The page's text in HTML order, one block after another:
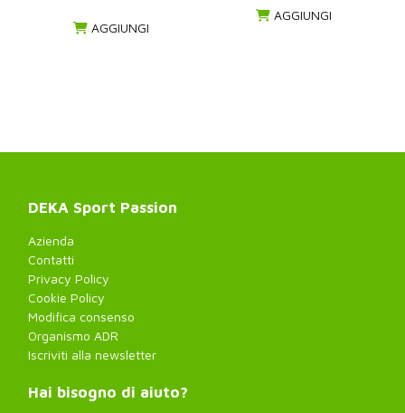
AGGIUNGI
AGGIUNGI
DEKA Sport Passion
Azienda
Contatti
Privacy Policy
Cookie Policy
Modifica consenso
Organismo ADR
Iscriviti alla newsletter
Hai bisogno di aiuto?